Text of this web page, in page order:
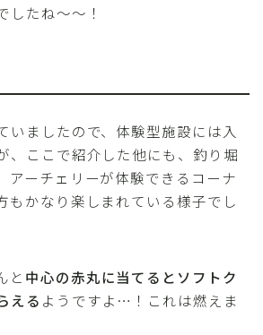
したね～～！
いましたので、体験型施設には入
、ここで紹介した他にも、釣り堀
アーチェリーが体験できるコーナ
もかなり楽しまれている様子でし
と 中心の赤丸に当てるとソフトク
える ようですよ…！これは燃えま